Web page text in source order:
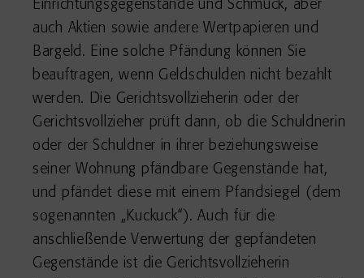
Einrichtungsgegenstände und Schmuck, aber
auch Aktien sowie andere Wertpapieren und
Bargeld. Eine solche Pfändung können Sie
beauftragen, wenn Geldschulden nicht bezahlt
werden. Die Gerichtsvollzieherin oder der
Gerichtsvollzieher prüft dann, ob die Schuldnerin
oder der Schuldner in ihrer beziehungsweise
seiner Wohnung pfändbare Gegenstände hat,
und pfändet diese mit einem Pfandsiegel (dem
sogenannten „Kuckuck“). Auch für die
anschließende Verwertung der gepfändeten
Gegenstände ist die Gerichtsvollzieherin